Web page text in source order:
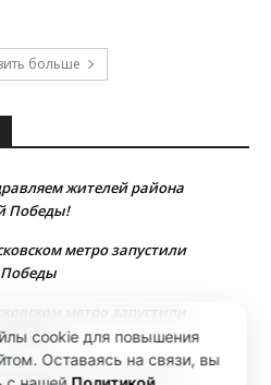
больше
жителей района
Победы!
метро запустили
Победы
метро запустили
Победы
метро запустили
cookie для повышения
Оставаясь на связи, вы